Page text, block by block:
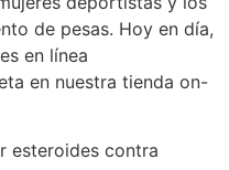
de pesas. Hoy en día,
en línea
en nuestra tienda on-
esteroides contra